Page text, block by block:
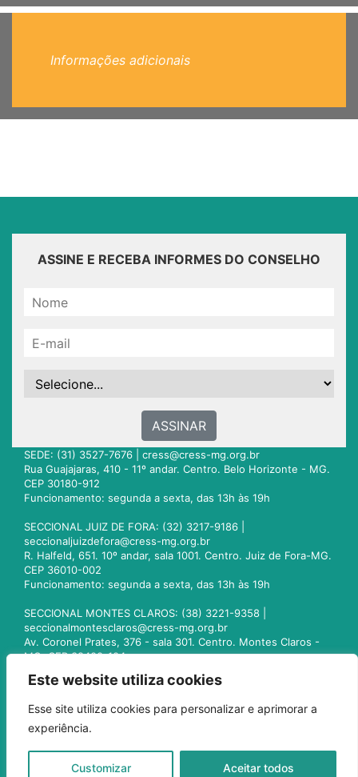
Este website utiliza cookies
Esse site utiliza cookies para personalizar e aprimorar a
experiência.
Customizar Aceitar todos
Informações adicionais
ASSINE E RECEBA INFORMES DO CONSELHO
ASSINAR
SEDE: (31) 3527-7676 | cress@cress-mg.org.br
Rua Guajajaras, 410 - 11º andar. Centro. Belo Horizonte - MG.
CEP 30180-912
Funcionamento: segunda a sexta, das 13h às 19h
SECCIONAL JUIZ DE FORA: (32) 3217-9186 |
seccionaljuizdefora@cress-mg.org.br
R. Halfeld, 651. 10º andar, sala 1001. Centro. Juiz de Fora-MG.
CEP 36010-002
Funcionamento: segunda a sexta, das 13h às 19h
SECCIONAL MONTES CLAROS: (38) 3221-9358 |
seccionalmontesclaros@cress-mg.org.br
Av. Coronel Prates, 376 - sala 301. Centro. Montes Claros -
MG. CEP 39400-104
seccionaluberlandia@cress-mg.org.br
Av. Afonso Pena, 547 - sala 101. Uberlândia - MG. CEP